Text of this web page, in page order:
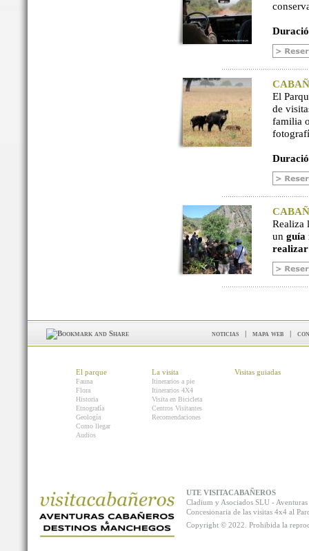
El
de
familia
Realiza
un guía
noticias | mapa web |
El parque
Fauna
Flora
Historia
Etnografía
Geología
Como llegar
Audios
La visita
Itinerarios a pie
Itinerarios 4X4
Visita en Bicicleta
Centros Visitantes
Recomendaciones
Visitas guiadas
UTE VISITACABAÑEROS
Cladium y Asociados SLU -
Concesionaria de las visitas 4x4 al
Copyright © 2022. Prohibida la